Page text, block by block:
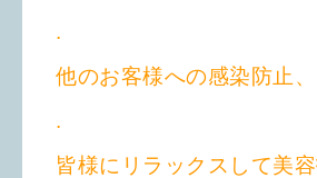
.
他のお客様への感染防止、
.
皆様にリラックスして美